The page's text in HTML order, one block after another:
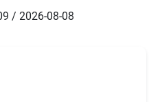
/ 2026-08-08